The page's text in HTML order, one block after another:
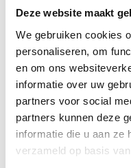
Deze website maakt
We gebruiken cookies
personaliseren, om
en om ons
informatie over uw
partners voor social
partners kunnen deze
informatie die u aan ze
verzameld op basis
Werkzaak
bij het vinden,
van werk. Op
werken
medewerkers
ontwikkeling
plek…
3 dagen geleden